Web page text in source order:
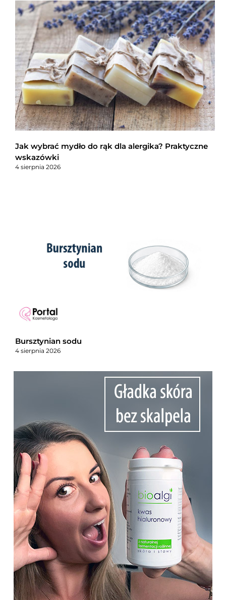
Jak wybrać mydło do rąk dla alergika? Praktyczne
wskazówki
4 sierpnia 2026
Bursztynian sodu
4 sierpnia 2026